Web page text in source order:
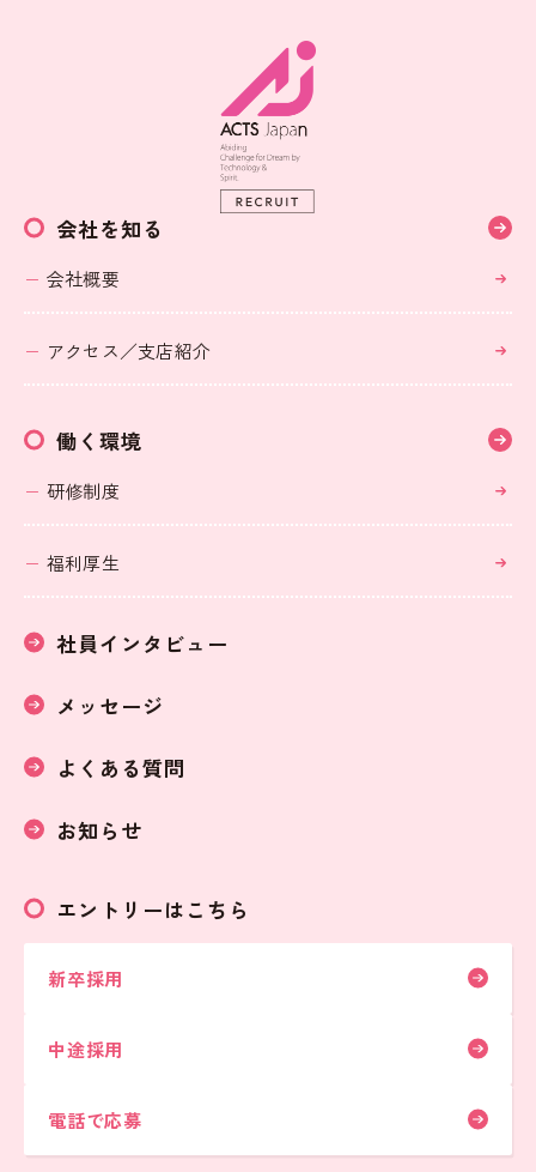
会社を知る
会社概要
アクセス／支店紹介
働く環境
研修制度
福利厚生
社員インタビュー
メッセージ
よくある質問
お知らせ
エントリーはこちら
新卒採用
中途採用
電話で応募